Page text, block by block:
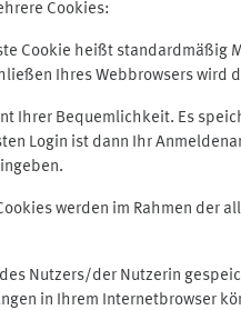
Cookies:
Cookie heißt standardmäßig
Ihres Webbrowsers wird
Ihrer Bequemlichkeit. Es
Login ist dann Ihr
werden im Rahmen der
Nutzers/der Nutzerin
in Ihrem Internetbrowser